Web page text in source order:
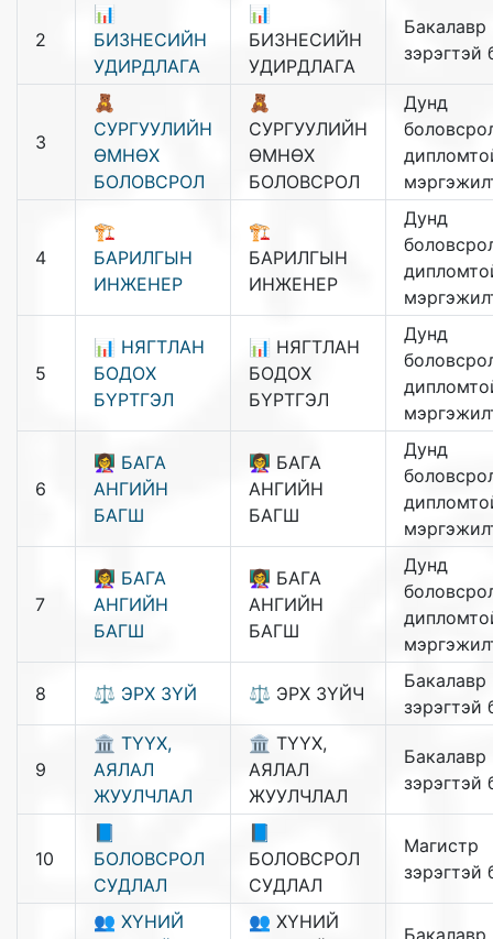
2
📊
БИЗНЕСИЙН
УДИРДЛАГА
📊
БИЗНЕСИЙН
УДИРДЛАГА
Бакалавр
зэрэгтэй
3
🧸
СУРГУУЛИЙН
ӨМНӨХ
БОЛОВСРОЛ
🧸
СУРГУУЛИЙН
ӨМНӨХ
БОЛОВСРОЛ
Дунд
4
🏗️
БАРИЛГЫН
ИНЖЕНЕР
🏗️
БАРИЛГЫН
ИНЖЕНЕР
Дунд
5
📊 НЯГТЛАН
БОДОХ
БҮРТГЭЛ
📊 НЯГТЛАН
БОДОХ
БҮРТГЭЛ
Дунд
6
👩‍🏫 БАГА
АНГИЙН
БАГШ
👩‍🏫 БАГА
АНГИЙН
БАГШ
Дунд
7
👩‍🏫 БАГА
АНГИЙН
БАГШ
👩‍🏫 БАГА
АНГИЙН
БАГШ
Дунд
8 ⚖️ ЭРХ ЗҮЙ ⚖️ ЭРХ ЗҮЙЧ
Бакалавр
зэрэгтэй
9
🏛️ ТҮҮХ,
АЯЛАЛ
ЖУУЛЧЛАЛ
🏛️ ТҮҮХ,
АЯЛАЛ
ЖУУЛЧЛАЛ
Бакалавр
зэрэгтэй
10
📘
БОЛОВСРОЛ
СУДЛАЛ
📘
БОЛОВСРОЛ
СУДЛАЛ
Магистр
зэрэгтэй
👥 ХҮНИЙ
👥 ХҮНИЙ
Бакалавр